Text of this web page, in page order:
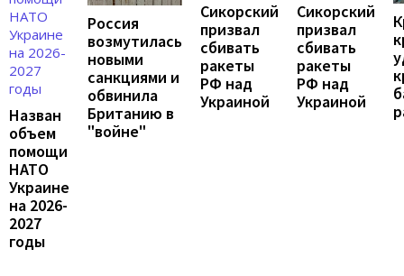
Назван
объем
помощи
НАТО
Украине
на 2026-
2027
годы
Россия
возмутилась
новыми
санкциями и
обвинила
Британию в
"войне"
Сикорский
призвал
сбивать
ракеты
РФ над
Украиной
Сикорский
призвал
сбивать
ракеты
РФ над
Украиной